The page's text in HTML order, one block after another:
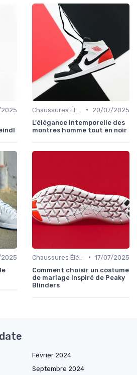
•
20/07/2025
L'élégance intemporelle des
montres homme tout en noir
• 17/07/2025
Comment choisir un costume
de mariage inspiré de Peaky
Blinders
Février 2024
Septembre 2024